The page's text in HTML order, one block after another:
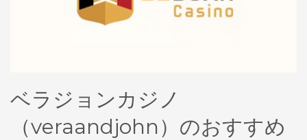
ベラジョンカジノ
（veraandjohn）のおすすめ